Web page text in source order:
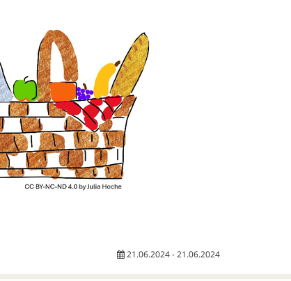
21.06.2024 - 21.06.2024